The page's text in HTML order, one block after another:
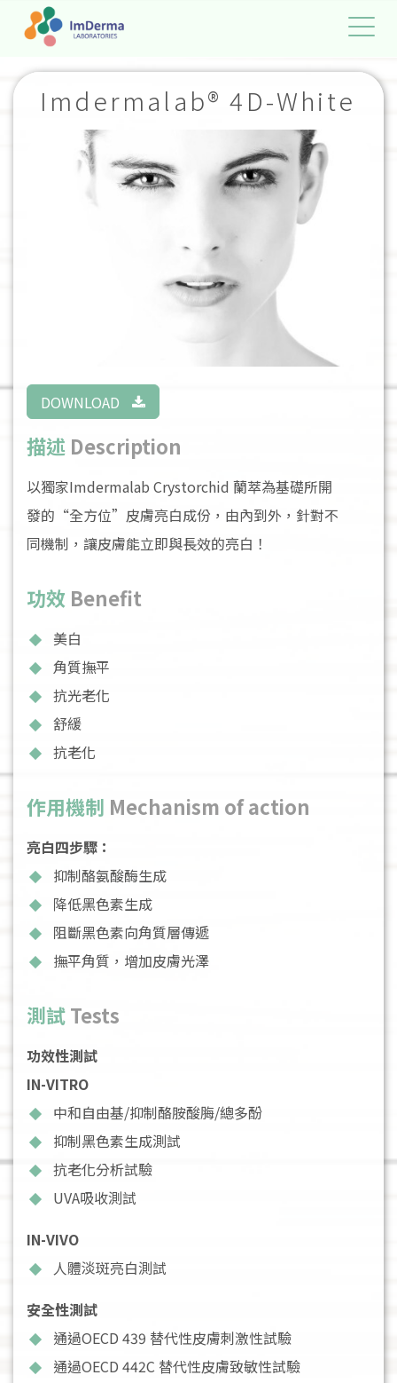
Imdermalab® 4D-White
DOWNLOAD
描述 Description
以獨家Imdermalab Crystorchid 蘭萃為基礎所開
發的“全方位”皮膚亮白成份，由內到外，針對不
同機制，讓皮膚能立即與長效的亮白！
功效 Benefit
美白
角質撫平
抗光老化
舒緩
抗老化
作用機制 Mechanism of action
亮白四步驟：
抑制酪氨酸酶生成
降低黑色素生成
阻斷黑色素向角質層傳遞
撫平角質，增加皮膚光澤
測試Tests
功效性測試
IN-VITRO
中和自由基/抑制酪胺酸脢/總多酚
抑制黑色素生成測試
抗老化分析試驗
UVA吸收測試
IN-VIVO
人體淡斑亮白測試
安全性測試
通過OECD 439 替代性皮膚刺激性試驗
通過OECD 442C 替代性皮膚致敏性試驗